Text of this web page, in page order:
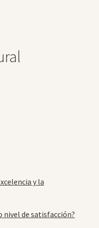
y la
nivel de satisfacción?